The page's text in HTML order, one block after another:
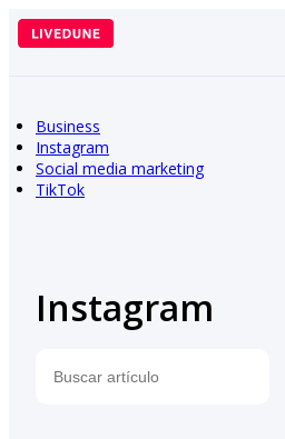
Saltar
al
Business
Instagram
Social media marketing
TikTok
Instagram